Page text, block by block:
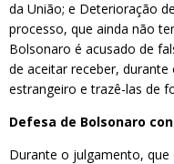
da União; e Deterioração
processo, que ainda não
Bolsonaro é acusado de
de aceitar receber,
estrangeiro e trazê-las de
Defesa de Bolsonaro
Durante o julgamento,